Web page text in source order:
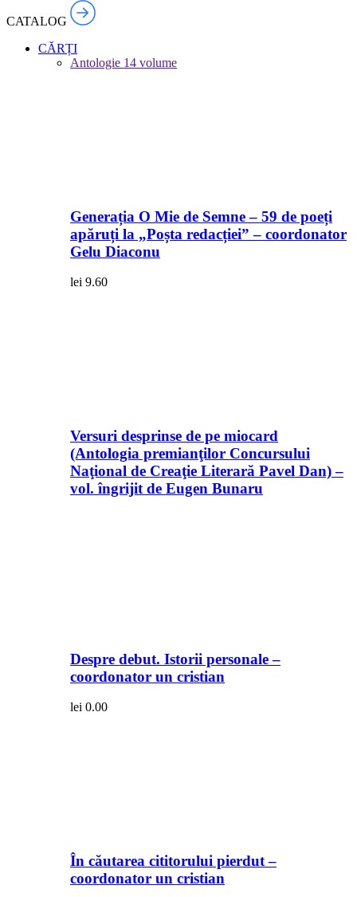
CATALOG
CĂRȚI
Antologie 14 volume
Generația O Mie de Semne – 59 de poeți
apăruți la „Poșta redacției” – coordonator
Gelu Diaconu
lei 9.60
Versuri desprinse de pe miocard
(Antologia premianţilor Concursului
Naţional de Creaţie Literară Pavel Dan) –
vol. îngrijit de Eugen Bunaru
Despre debut. Istorii personale –
coordonator un cristian
lei 0.00
În căutarea cititorului pierdut –
coordonator un cristian